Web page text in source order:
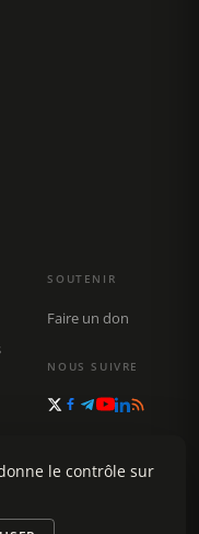
SOUTENIR
Faire un don
NOUS SUIVRE
le contrôle sur